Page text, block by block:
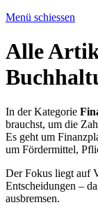
Menü schiessen
Alle
In der Kategorie
brauchst, um die
Es geht um
um Fördermittel,
Der Fokus liegt auf
Entscheidungen –
ausbremsen.